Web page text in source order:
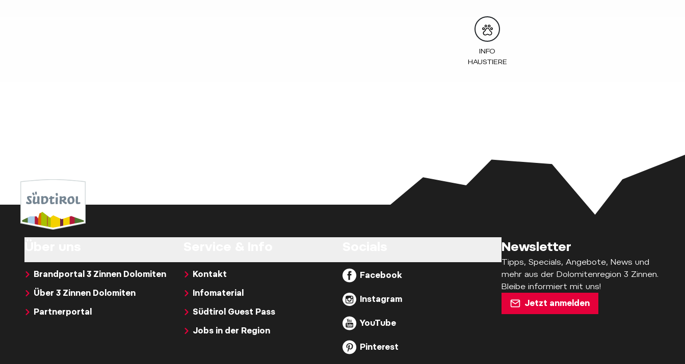
INFO
HAUSTIERE
Brandportal 3 Zinnen Dolomiten
Über 3 Zinnen Dolomiten
Partnerportal
Kontakt
Infomaterial
Südtirol Guest Pass
Jobs in der Region
Facebook
Instagram
YouTube
Pinterest
Newsletter
Tipps, Specials, Angebote, News und
mehr aus der Dolomitenregion 3 Zinnen.
Bleibe informiert mit uns!
Jetzt anmelden